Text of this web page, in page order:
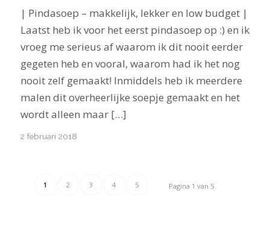
| Pindasoep – makkelijk, lekker en low budget |
Laatst heb ik voor het eerst pindasoep op :) en ik
vroeg me serieus af waarom ik dit nooit eerder
gegeten heb en vooral, waarom had ik het nog
nooit zelf gemaakt! Inmiddels heb ik meerdere
malen dit overheerlijke soepje gemaakt en het
wordt alleen maar […]
2 februari 2018
Pagina 1 van 5
1 2 3 4 5